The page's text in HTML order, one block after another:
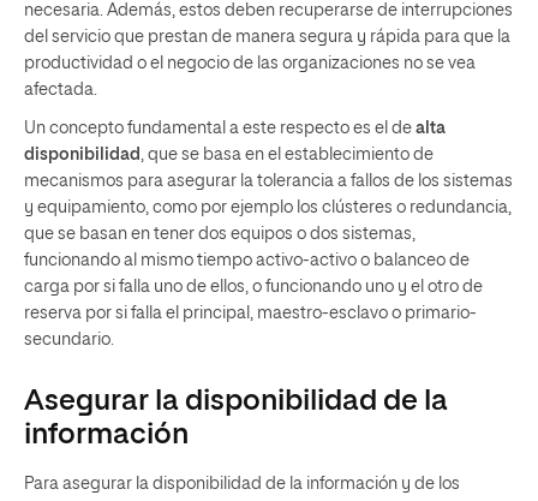
necesaria. Además, estos deben recuperarse de interrupciones
del servicio que prestan de manera segura y rápida para que la
productividad o el negocio de las organizaciones no se vea
afectada.
Un concepto fundamental a este respecto es el de alta
disponibilidad, que se basa en el establecimiento de
mecanismos para asegurar la tolerancia a fallos de los sistemas
y equipamiento, como por ejemplo los clústeres o redundancia,
que se basan en tener dos equipos o dos sistemas,
funcionando al mismo tiempo activo-activo o balanceo de
carga por si falla uno de ellos, o funcionando uno y el otro de
reserva por si falla el principal, maestro-esclavo o primario-
secundario.
Asegurar la disponibilidad de la
información
Para asegurar la disponibilidad de la información y de los